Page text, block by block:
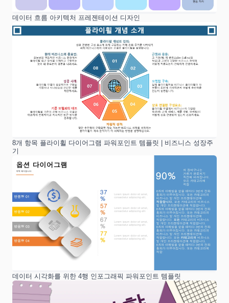
데이터 흐름 아키텍처 프레젠테이션 디자인
8개 항목 플라이휠 다이어그램 파워포인트 템플릿 | 비즈니스 성장주
기
데이터 시각화를 위한 4행 인포그래픽 파워포인트 템플릿